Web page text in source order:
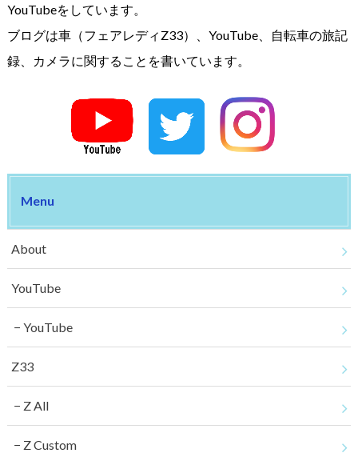
YouTubeをしています。
ブログは車（フェアレディZ33）、YouTube、自転車の旅記
録、カメラに関することを書いています。
Menu
About
YouTube
YouTube
Z33
Z All
Z Custom